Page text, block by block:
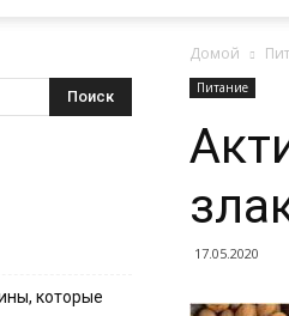
Домой
Питание
17.05.2020
которые